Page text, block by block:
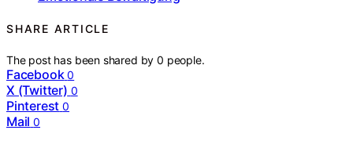
SHARE ARTICLE
The post has been shared by0 people.
Facebook 0
X (Twitter) 0
Pinterest 0
Mail 0